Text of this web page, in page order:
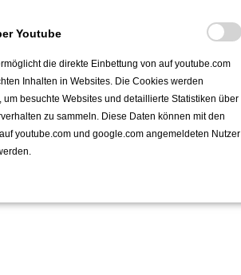
Youtube
die direkte Einbettung von auf youtube.com
Inhalten in Websites. Die Cookies werden
um besuchte Websites und detaillierte Statistiken über
zu sammeln. Diese Daten können mit den
youtube.com und google.com angemeldeten Nutzer